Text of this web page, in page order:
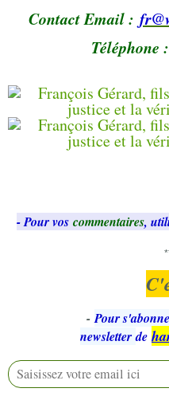
Contact Email :
Téléphone :
- Pour vos commentaires,
- Pour
newsletter de